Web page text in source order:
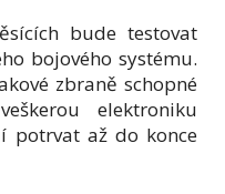
bude testovat
bojového systému.
zbraně schopné
elektroniku
potrvat až do konce